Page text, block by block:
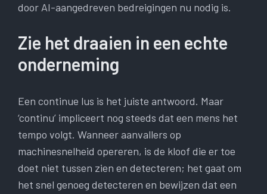
door AI-aangedreven bedreigingen nu nodig is.
Zie het draaien in een echte
onderneming
Een continue lus is het juiste antwoord. Maar
‘continu’ impliceert nog steeds dat een mens het
tempo volgt. Wanneer aanvallers op
machinesnelheid opereren, is de kloof die er toe
doet niet tussen zien en detecteren; het gaat om
het snel genoeg detecteren en bewijzen dat een